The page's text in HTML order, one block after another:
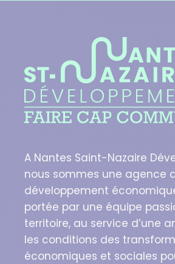
A Nantes Saint-Nazaire
nous sommes une agence
développement
portée par une équipe
territoire, au service d’une
les conditions des
économiques et sociales